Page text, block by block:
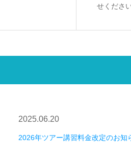
せくださ
2025.06.20
2026年ツアー講習料金改定のお知